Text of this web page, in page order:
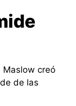
Maslow creó
de las